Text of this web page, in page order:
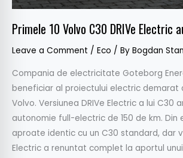
Primele 10 Volvo C30 DRIVe Electric
Leave a Comment / Eco / By Bogdan Stan
Compania de electricitate Goteborg
beneficiar al proiectului electric demarat
Volvo. Versiunea DRIVe Electric a lui C30
autonomie full-electric de 150 de km. Din
aproate identic cu un C30 standard, dar
Electric a renuntat complet la aportul